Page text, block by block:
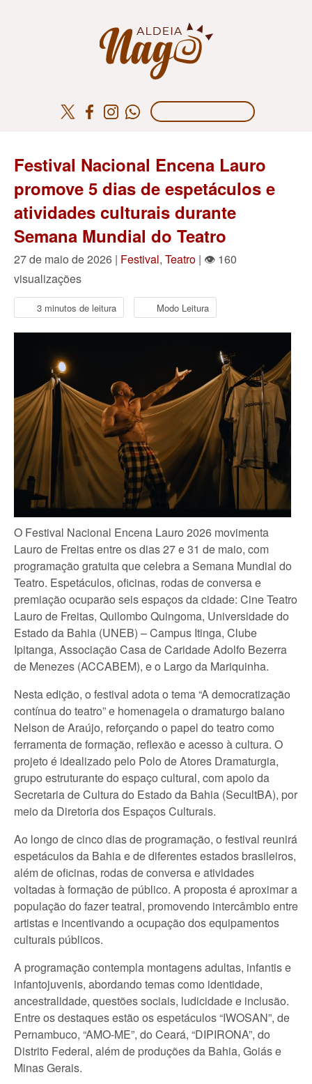
Festival Nacional Encena Lauro
promove 5 dias de espetáculos e
atividades culturais durante
Semana Mundial do Teatro
27 de maio de 2026 | Festival, Teatro | 👁 160
visualizações
3 minutos de leitura Modo Leitura
O Festival Nacional Encena Lauro 2026 movimenta
Lauro de Freitas entre os dias 27 e 31 de maio, com
programação gratuita que celebra a Semana Mundial do
Teatro. Espetáculos, oficinas, rodas de conversa e
premiação ocuparão seis espaços da cidade: Cine Teatro
Lauro de Freitas, Quilombo Quingoma, Universidade do
Estado da Bahia (UNEB) – Campus Itinga, Clube
Ipitanga, Associação Casa de Caridade Adolfo Bezerra
de Menezes (ACCABEM), e o Largo da Mariquinha.
Nesta edição, o festival adota o tema “A democratização
contínua do teatro” e homenageia o dramaturgo baiano
Nelson de Araújo, reforçando o papel do teatro como
ferramenta de formação, reflexão e acesso à cultura. O
projeto é idealizado pelo Polo de Atores Dramaturgia,
grupo estruturante do espaço cultural, com apoio da
Secretaria de Cultura do Estado da Bahia (SecultBA), por
meio da Diretoria dos Espaços Culturais.
Ao longo de cinco dias de programação, o festival reunirá
espetáculos da Bahia e de diferentes estados brasileiros,
além de oficinas, rodas de conversa e atividades
voltadas à formação de público. A proposta é aproximar a
população do fazer teatral, promovendo intercâmbio entre
artistas e incentivando a ocupação dos equipamentos
culturais públicos.
A programação contempla montagens adultas, infantis e
infantojuvenis, abordando temas como identidade,
ancestralidade, questões sociais, ludicidade e inclusão.
Entre os destaques estão os espetáculos “IWOSAN”, de
Pernambuco, “AMO-ME”, do Ceará, “DIPIRONA”, do
Distrito Federal, além de produções da Bahia, Goiás e
Minas Gerais.